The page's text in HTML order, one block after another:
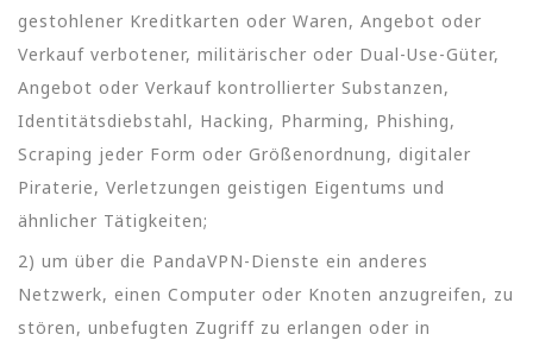
gestohlener Kreditkarten oder Waren, Angebot oder
Verkauf verbotener, militärischer oder Dual-Use-Güter,
Angebot oder Verkauf kontrollierter Substanzen,
Identitätsdiebstahl, Hacking, Pharming, Phishing,
Scraping jeder Form oder Größenordnung, digitaler
Piraterie, Verletzungen geistigen Eigentums und
ähnlicher Tätigkeiten;
2) um über die PandaVPN-Dienste ein anderes
Netzwerk, einen Computer oder Knoten anzugreifen, zu
stören, unbefugten Zugriff zu erlangen oder in